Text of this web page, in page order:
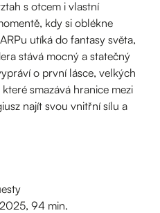
s otcem i vlastní
kdy si oblékne
utíká do fantasy světa,
stává mocný a statečný
o první lásce, velkých
smazává hranice mezi
najít svou vnitřní sílu a
94 min.